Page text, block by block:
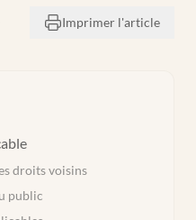
Imprimer l'article
droits voisins
public